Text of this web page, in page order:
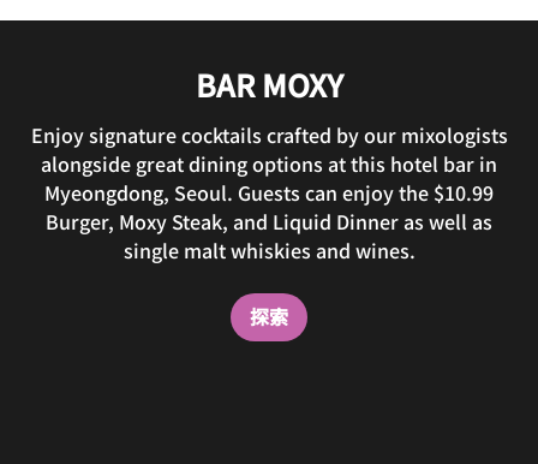
BAR MOXY
Enjoy signature cocktails crafted by our mixologists
alongside great dining options at this hotel bar in
Myeongdong, Seoul. Guests can enjoy the $10.99
Burger, Moxy Steak, and Liquid Dinner as well as
single malt whiskies and wines.
探索